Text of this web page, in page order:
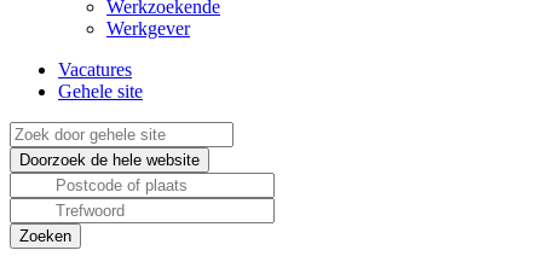
Werkzoekende
Werkgever
Vacatures
Gehele site